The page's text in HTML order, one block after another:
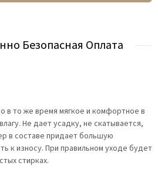
Безопасная Оплата
в то же время мягкое и комфортное в
Не дает усадку, не скатывается,
в составе придает большую
к износу. При правильном уходе будет
стирках.